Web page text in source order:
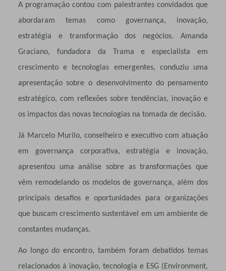
A programação contou com palestrantes convidados que
abordaram temas como governança, inovação,
estratégia e transformação dos negócios. Amanda
Graciano, fundadora da Trama e especialista em
crescimento e tecnologias emergentes, conduziu uma
apresentação sobre o desenvolvimento do pensamento
estratégico, com reflexões sobre tendências, inovação e
os impactos das novas tecnologias na tomada de decisão.
Já Marcelo Murilo, conselheiro e executivo com atuação
em governança corporativa, estratégia e inovação,
apresentou uma análise sobre as transformações que
vêm remodelando os modelos de governança, além dos
principais desafios e oportunidades para organizações
que buscam crescimento sustentável em um ambiente de
constantes mudanças.
Ao longo do encontro, também foram debatidos temas
relacionados à inovação, tecnologia e ESG (Environment,